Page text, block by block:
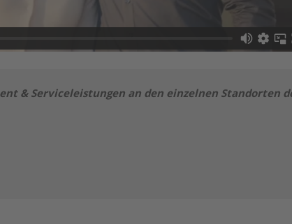
& Serviceleistungen an den einzelnen Standorten